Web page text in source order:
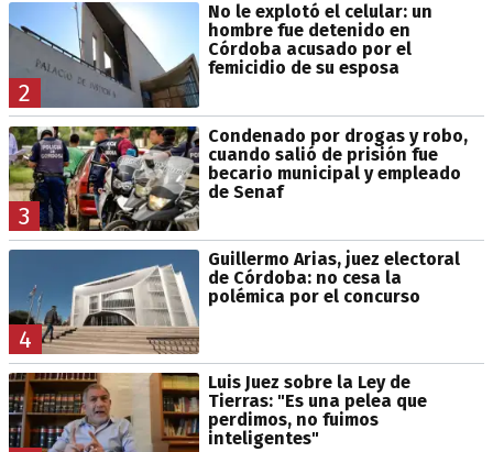
2
No le explotó el celular: un
hombre fue detenido en
Córdoba acusado por el
femicidio de su esposa
3
Condenado por drogas y robo,
cuando salió de prisión fue
becario municipal y empleado
de Senaf
4
Guillermo Arias, juez electoral
de Córdoba: no cesa la
polémica por el concurso
Luis Juez sobre la Ley de
Tierras: "Es una pelea que
perdimos, no fuimos
inteligentes"